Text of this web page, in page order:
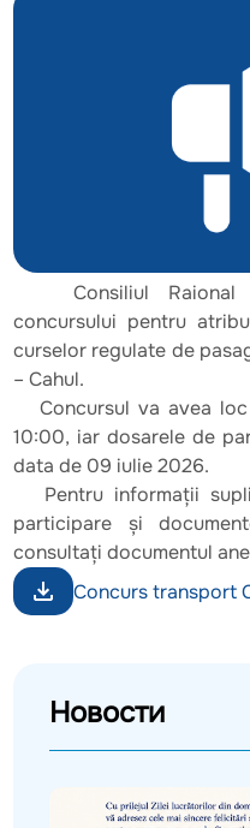
Consiliul Raional
concursului pentru
curselor regulate de
– Cahul.
Concursul va avea
10:00, iar dosarele de
data de 09 iulie 2026.
Pentru informații
participare și
consultați documentul
Concurs transport
Новости